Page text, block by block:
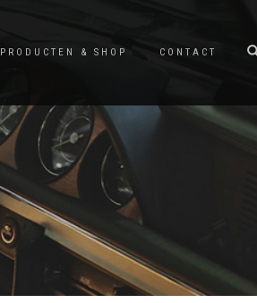
PRODUCTEN & SHOP CONTACT